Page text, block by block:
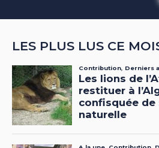
LES PLUS LUS CE